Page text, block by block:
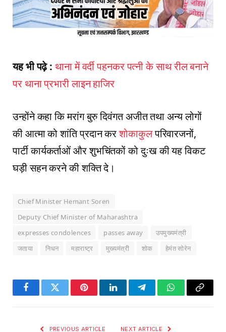
यह भी पढ़े : थाना में वर्दी पहनकर पत्नी के साथ रील बनाने
पर थाना प्रभारी लाइन हाजिर
उन्होंने कहा कि मरांग बुरु दिवंगत अजीत तथा अन्य लोगों
की आत्मा को शांति प्रदान करशोकाकुलपरिवारजनों,
पार्टी कार्यकर्ताओं और शुभचिंतकों को दुःख की यह विकट
घड़ी सहन करने की शक्ति दे।
Chief Minister Hemant Soren
Deputy Chief Minister of Maharashtra
expresses condolences
passes away
उपमुख्यमंत्री
जताया
निधन महाराष्ट्र मुख्यमंत्री शोक हेमंत सोरेन
FacebookTwitter PinterestLinkedInTelegramWhatsApp
Copy
PREVIOUS ARTICLE NEXT ARTICLE